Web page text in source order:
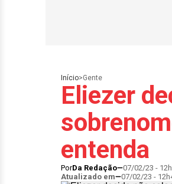
Início>Gente
Eliezer
entenda
PorDa Redação 07/02/23 -
Atualizado em
07/02/23 -